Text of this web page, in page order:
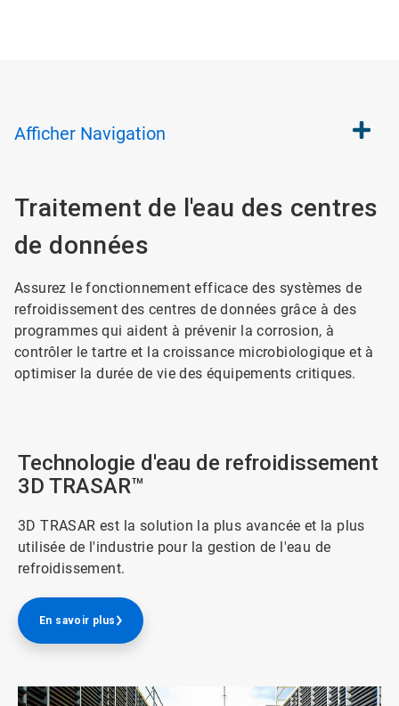
Afficher Navigation
Traitement de l'eau des centres
de données
Assurez le fonctionnement efficace des systèmes de
refroidissement des centres de données grâce à des
programmes qui aident à prévenir la corrosion, à
contrôler le tartre et la croissance microbiologique et à
optimiser la durée de vie des équipements critiques.
Technologie d'eau de refroidissement
3D TRASAR™
3D TRASAR est la solution la plus avancée et la plus
utilisée de l'industrie pour la gestion de l'eau de
refroidissement.
En savoir plus